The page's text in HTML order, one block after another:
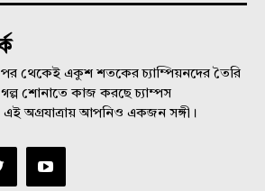
পর থেকেই একুশ শতকের চ্যাম্পিয়নদের তৈরি
শোনাতে কাজ করছে চ্যাম্পস
অগ্রযাত্রায় আপনিও একজন সঙ্গী।